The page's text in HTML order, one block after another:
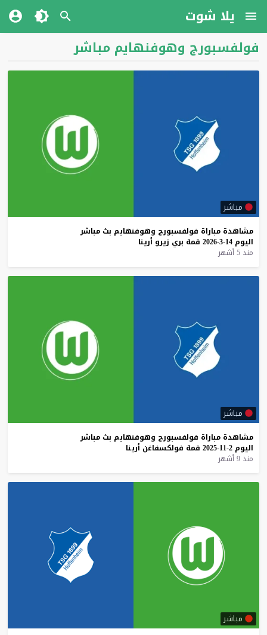
يلا شوت
فولفسبورج وهوفنهايم مباشر
مباشر
مشاهدة مباراة فولفسبورج وهوفنهايم بث مباشر
اليوم 14-3-2026 قمة بري زيرو أرينا
منذ 5 أشهر
مباشر
مشاهدة مباراة فولفسبورج وهوفنهايم بث مباشر
اليوم 2-11-2025 قمة فولكسفاغن أرينا
منذ 9 أشهر
مباشر